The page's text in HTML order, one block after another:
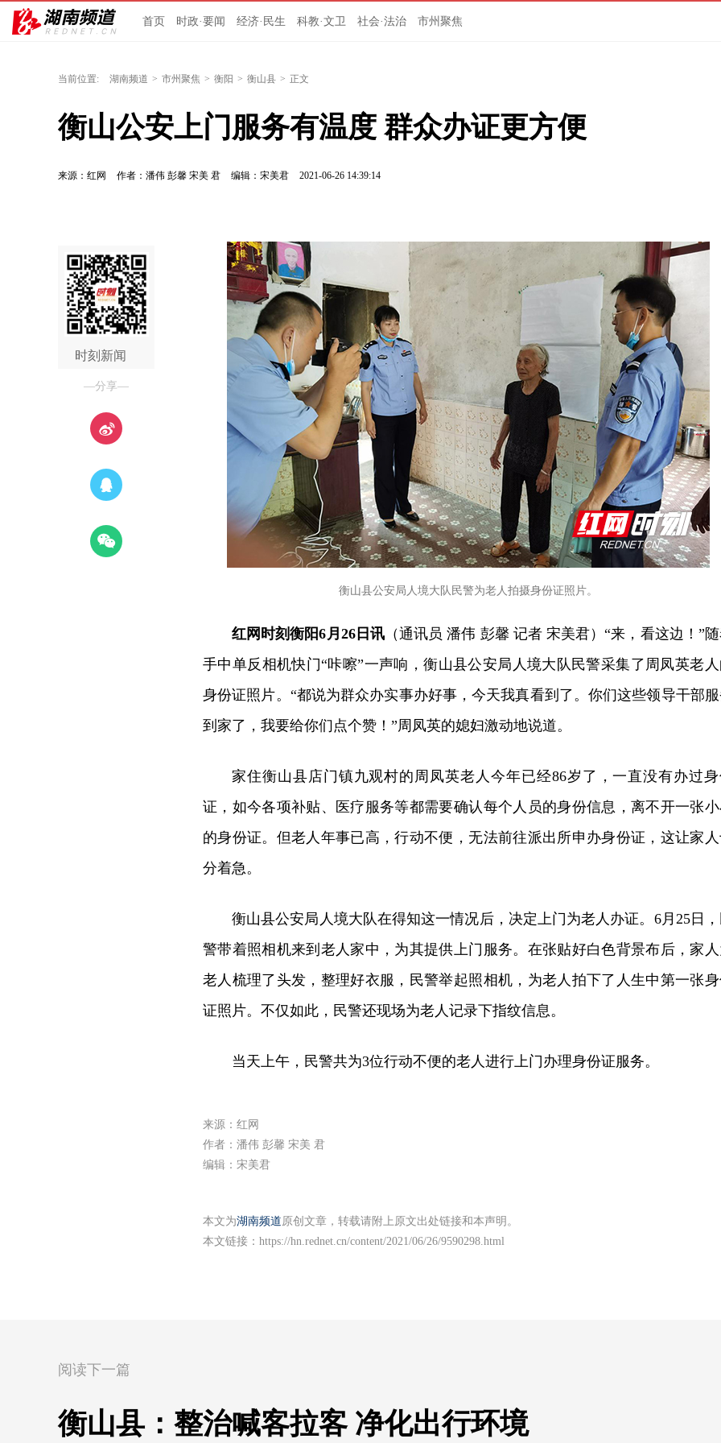
首页 时政·要闻 经济·民生 科教·文卫 社会·法治 市州聚焦
当前位置: 湖南频道 > 市州聚焦 > 衡阳 > 衡山县 > 正文
衡山公安上门服务有温度 群众办证更方便
来源：红网 作者：潘伟 彭馨 宋美 君 编辑：宋美君 2021-06-26 14:39:14
时刻新闻
—分享—
衡山县公安局人境大队民警为老人拍摄身份证照片。
红网时刻衡阳6月26日讯（通讯员 潘伟 彭馨 记者 宋美君）“来，看这边！”
手中单反相机快门“咔嚓”一声响，衡山县公安局人境大队民警采集了周凤英老
身份证照片。“都说为群众办实事办好事，今天我真看到了。你们这些领导干部
到家了，我要给你们点个赞！”周凤英的媳妇激动地说道。
家住衡山县店门镇九观村的周凤英老人今年已经86岁了，一直没有办过
证，如今各项补贴、医疗服务等都需要确认每个人员的身份信息，离不开一张
的身份证。但老人年事已高，行动不便，无法前往派出所申办身份证，这让家
分着急。
衡山县公安局人境大队在得知这一情况后，决定上门为老人办证。6月25日
警带着照相机来到老人家中，为其提供上门服务。在张贴好白色背景布后，家
老人梳理了头发，整理好衣服，民警举起照相机，为老人拍下了人生中第一张
证照片。不仅如此，民警还现场为老人记录下指纹信息。
当天上午，民警共为3位行动不便的老人进行上门办理身份证服务。
来源：红网
作者：潘伟 彭馨 宋美 君
编辑：宋美君
本文为湖南频道原创文章，转载请附上原文出处链接和本声明。
本文链接： https://hn.rednet.cn/content/2021/06/26/9590298.html
阅读下一篇
衡山县：整治喊客拉客 净化出行环境